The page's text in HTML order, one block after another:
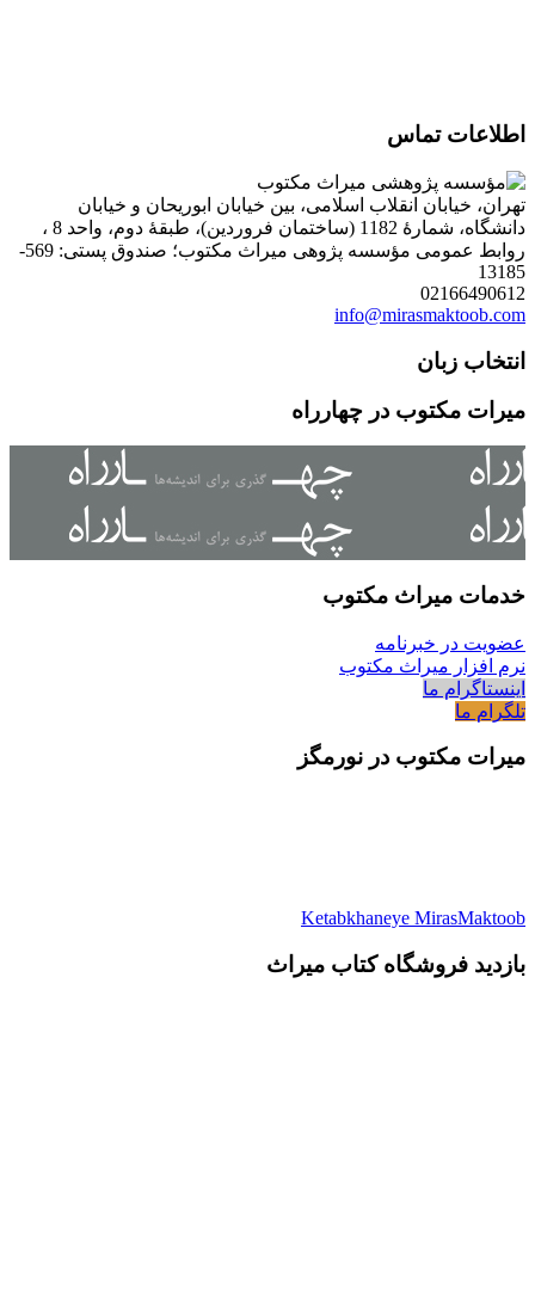
اطلاعات تماس
تهران، خیابان انقلاب اسلامی، بین خیابان ابوریحان و خیابان
دانشگاه، شمارۀ 1182 (ساختمان فروردین)، طبقۀ دوم، واحد 8 ،
روابط عمومی مؤسسه پژوهی میراث مکتوب؛ صندوق پستی: 569-
13185
02166490612
info@mirasmaktoob.com
انتخاب زبان
میرات مکتوب در چهارراه
خدمات میراث مکتوب
عضویت در خبرنامه
نرم افزار میراث مکتوب
اینستاگرام ما
تلگرام ما
میرات مکتوب در نورمگز
Ketabkhaneye MirasMaktoob
بازدید فروشگاه کتاب میراث